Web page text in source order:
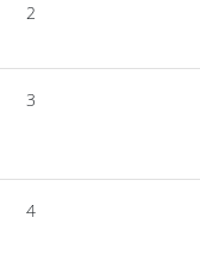
2
3
4